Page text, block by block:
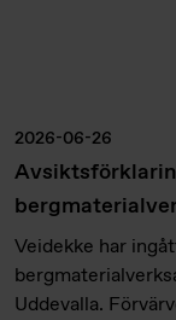
2026-06-26
Veidekke har
Uddevalla.